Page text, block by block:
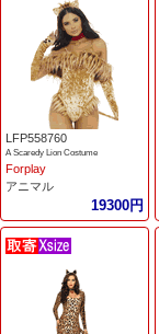
LFP558760
A Scaredy Lion Costume
Forplay
アニマル
19300円